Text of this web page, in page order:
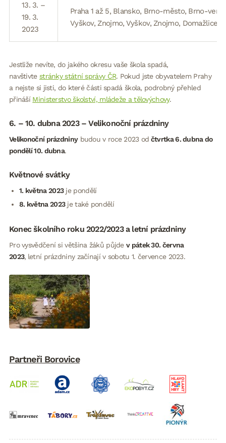
13. 3. –
19. 3.
2023
Praha 1 až 5, Blansko, Brno-město, Brno-
Vyškov, Znojmo, Vyškov, Znojmo, Domažlice,
Jestliže nevíte, do jakého okresu vaše škola spadá,
navštivte stránky státní správy ČR. Pokud jste obyvatelem Prahy
a nejste si jisti, do které části spadá škola, podrobný přehled
přináší Ministerstvo školství, mládeže a tělovýchovy.
6. – 10. dubna 2023 – Velikonoční prázdniny
Velikonoční prázdninybudou v roce 2023 od čtvrtka 6. dubna do
pondělí 10. dubna.
Květnové svátky
1. května 2023je pondělí
8. května2023je také pondělí
Konec školního roku 2022/2023 a letní prázdniny
Pro vysvědčení si většina žáků půjdev pátek 30. června
2023, letní prázdniny začínají v sobotu 1. července 2023.
Partneři Borovice